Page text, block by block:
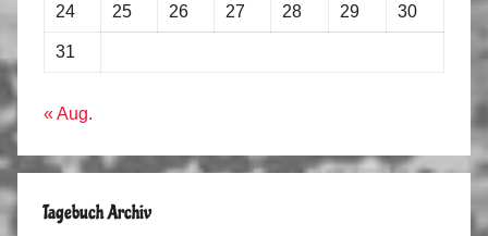
24 25 26 27 28 29 30
31
« Aug.
Tagebuch Archiv